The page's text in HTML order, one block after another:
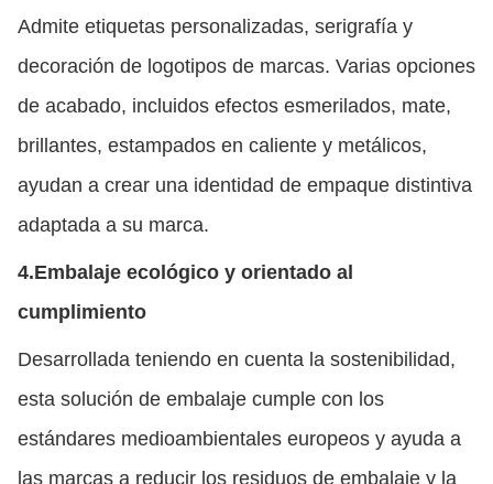
Admite etiquetas personalizadas, serigrafía y
decoración de logotipos de marcas. Varias opciones
de acabado, incluidos efectos esmerilados, mate,
brillantes, estampados en caliente y metálicos,
ayudan a crear una identidad de empaque distintiva
adaptada a su marca.
4.Embalaje ecológico y orientado al
cumplimiento
Desarrollada teniendo en cuenta la sostenibilidad,
esta solución de embalaje cumple con los
estándares medioambientales europeos y ayuda a
las marcas a reducir los residuos de embalaje y la